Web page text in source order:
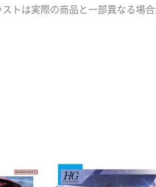
トは実際の商品と一部異なる場